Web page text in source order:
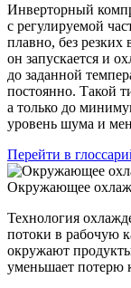
Инверторный
с регулируемой
плавно, без
он запускается и
до заданной
постоянно. Такой
а только до
уровень шума и
Перейти в
Окружающее
Технология
потоки в рабочую
окружают
уменьшает потерю